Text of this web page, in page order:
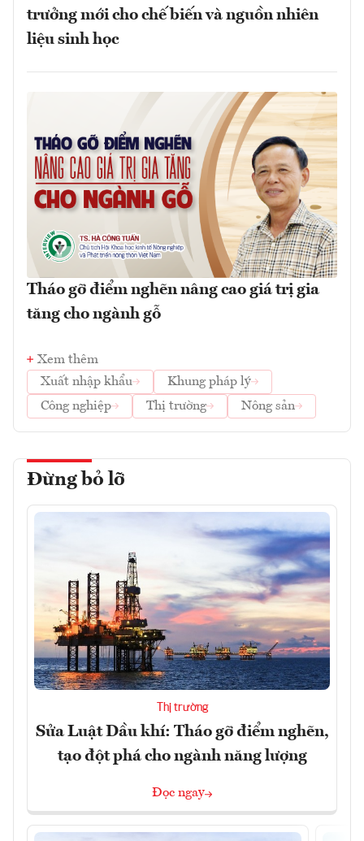
trưởng mới cho chế biến và nguồn nhiên
liệu sinh học
Tháo gỡ điểm nghẽn nâng cao giá trị gia
tăng cho ngành gỗ
Xem thêm
Xuất nhập khẩu
Khung pháp lý
Công nghiệp
Thị trường Nông sản
Đừng bỏ lỡ
Thị trường
Sửa Luật Dầu khí: Tháo gỡ điểm nghẽn,
tạo đột phá cho ngành năng lượng
Đọc ngay